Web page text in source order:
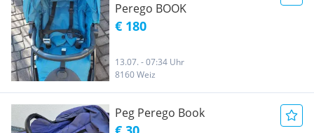
Perego BOOK
€ 180
13.07. - 07:34 Uhr
8160 Weiz
Peg Perego Book